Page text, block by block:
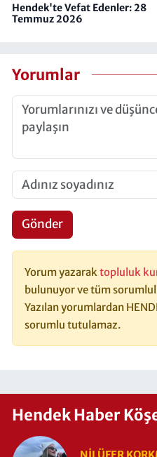
Hendek'te Vefat Edenler: 28
Temmuz 2026
Yorumlar
Gönder
Yorum yazarak topluluk
bulunuyor ve tüm
Yazılan yorumlardan
sorumlu tutulamaz.
Hendek Haber